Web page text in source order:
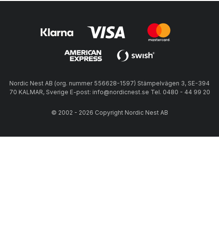
Nordic Nest AB (org. nummer 556628-1597) Stämpelvägen 3, SE-394
70 KALMAR, Sverige E-post: info@nordicnest.se Tel. 0480 - 44 99 20
© 2002 - 2026 Copyright Nordic Nest AB